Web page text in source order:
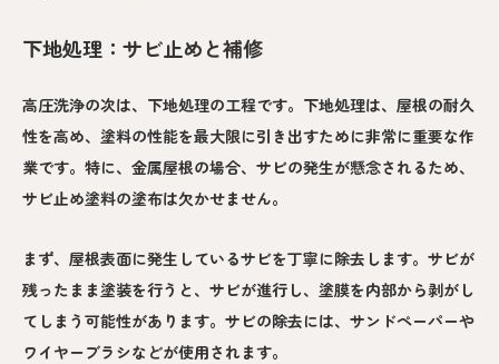
下地処理：サビ止めと補修
高圧洗浄の次は、下地処理の工程です。下地処理は、屋根の耐久
性を高め、塗料の性能を最大限に引き出すために非常に重要な作
業です。特に、金属屋根の場合、サビの発生が懸念されるため、
サビ止め塗料の塗布は欠かせません。
まず、屋根表面に発生しているサビを丁寧に除去します。サビが
残ったまま塗装を行うと、サビが進行し、塗膜を内部から剥がし
てしまう可能性があります。サビの除去には、サンドペーパーや
ワイヤーブラシなどが使用されます。